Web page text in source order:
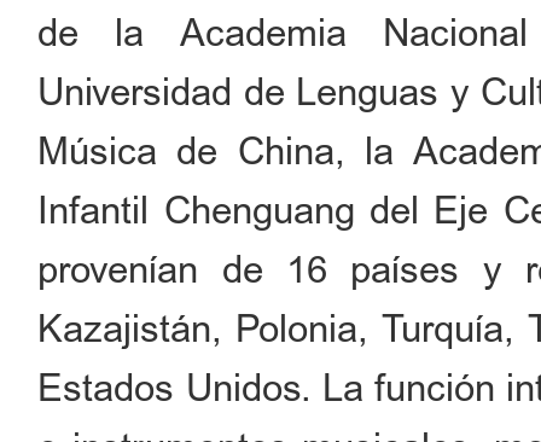
de la Academia
Universidad de Lenguas y
Música de China, la
Infantil Chenguang del Eje
provenían de 16 países y
Kazajistán, Polonia, Turquía,
Estados Unidos. La función